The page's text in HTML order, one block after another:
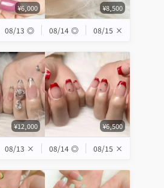
¥6,000 ¥8,500
08/13 ◎ 08/14 ◎ 08/15 ×
¥12,000 ¥6,500
08/13 × 08/14 ◎ 08/15 ×